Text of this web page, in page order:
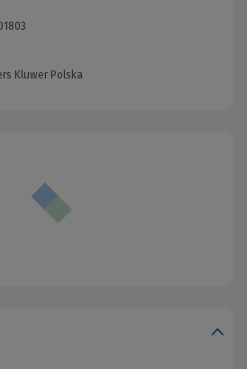
Kluwer Polska